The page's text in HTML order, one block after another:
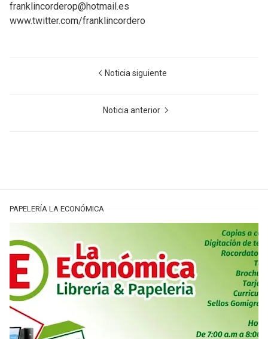
franklincorderop@hotmail.es
www.twitter.com/franklincordero
Noticia siguiente
Noticia anterior
PAPELERÍA LA ECONÓMICA